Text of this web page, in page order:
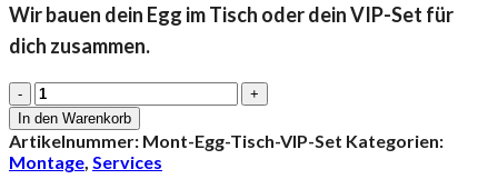
Wir bauen dein Egg im Tisch oder dein VIP-Set für
dich zusammen.
Montage
Big
Green
Egg
In den Warenkorb
Artikelnummer: Mont-Egg-Tisch-VIP-Set Kategorien:
Montage, Services